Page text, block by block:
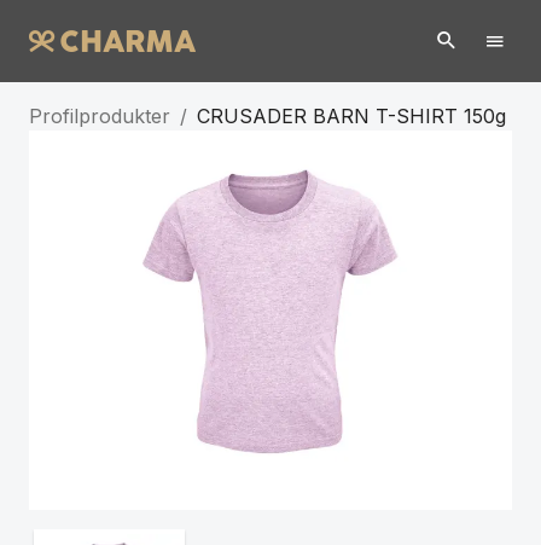
Profilprodukter / CRUSADER BARN T-SHIRT 150g